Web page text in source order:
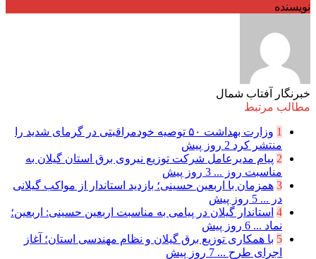
نویسنده
خبرنگار آفتاب شمال
مطالب مرتبط
1
وزارت بهداشت ۵۰ توصیه خودمراقبتی در گرمای شدید را
منتشر کرد 2 روز پیش
2 پیام مدیرعامل شركت توزیع نیروی برق استان گیلان به
مناسبت روز ... 3 روز پیش
3 همزمان با اربعین حسینی؛ بازدید استاندار از مواکب گیلانی
در ... 5 روز پیش
4 استاندار گیلان در پیامی به مناسبت اربعین حسینی: اربعین؛
نماد ... 6 روز پیش
5 با همکاری توزیع برق گیلان و نظام مهندسی استان؛ آغاز
اجرای طرح ... 7 روز پیش